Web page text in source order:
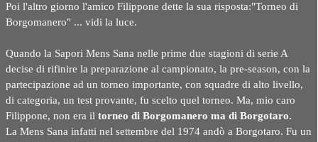
Poi l'altro giorno l'amico Filippone dette la sua risposta:"Torneo di
Borgomanero" ... vidi la luce.
Quando la Sapori Mens Sana nelle prime due stagioni di serie A
decise di rifinire la preparazione al campionato, la pre-season, con la
partecipazione ad un torneo importante, con squadre di alto livello,
di categoria, un test provante, fu scelto quel torneo. Ma, mio caro
Filippone, non era il torneo di Borgomanero ma di Borgotaro.
La Mens Sana infatti nel settembre del 1974 andò a Borgotaro. Fu un